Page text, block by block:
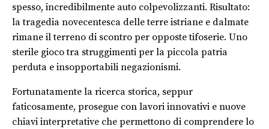
spesso, incredibilmente auto colpevolizzanti. Risultato:
la tragedia novecentesca delle terre istriane e dalmate
rimane il terreno di scontro per opposte tifoserie. Uno
sterile gioco tra struggimenti per la piccola patria
perduta e insopportabili negazionismi.
Fortunatamente la ricerca storica, seppur
faticosamente, prosegue con lavori innovativi e nuove
chiavi interpretative che permettono di comprendere lo